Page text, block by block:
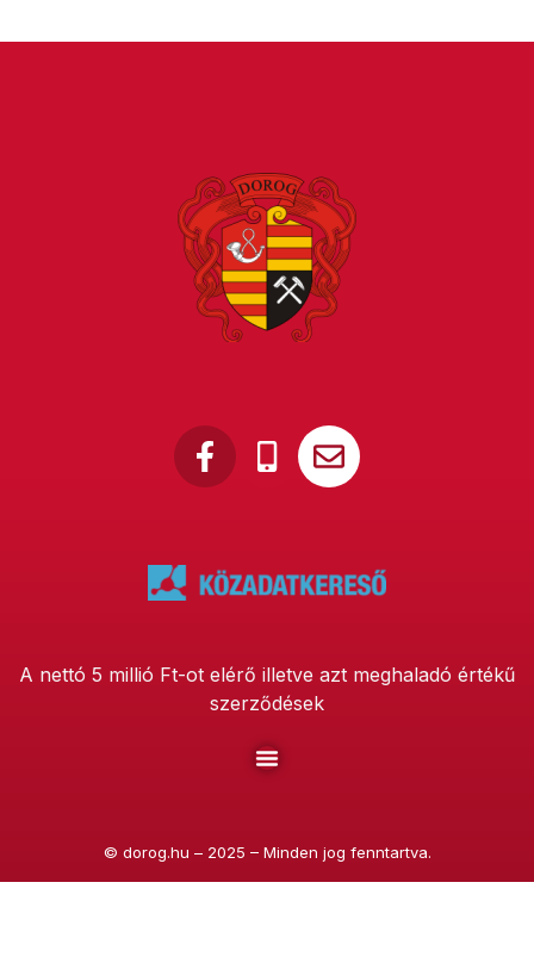
A nettó 5 millió Ft-ot elérő illetve azt meghaladó értékű
szerződések
© dorog.hu – 2025 – Minden jog fenntartva.